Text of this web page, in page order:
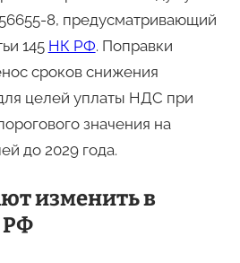
8, предусматривающий
145 НК РФ. Поправки
сроков снижения
целей уплаты НДС при
значения на
до 2029 года.
изменить в
РФ